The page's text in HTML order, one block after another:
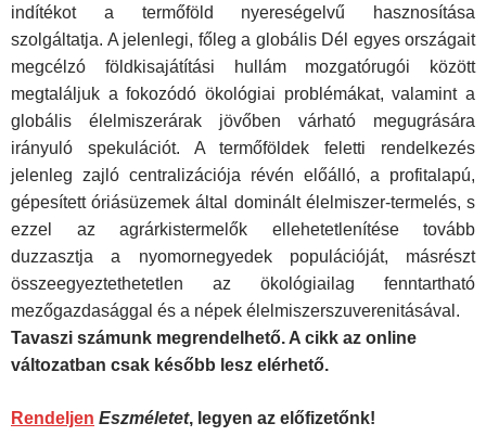
indítékot a termőföld nyereségelvű hasznosítása
szolgáltatja. A jelenlegi, főleg a globális Dél egyes országait
megcélzó földkisajátítási hullám mozgatórugói között
megtaláljuk a fokozódó ökológiai problémákat, valamint a
globális élelmiszerárak jövőben várható megugrására
irányuló spekulációt. A termőföldek feletti rendelkezés
jelenleg zajló centralizációja révén előálló, a profitalapú,
gépesített óriásüzemek által dominált élelmiszer-termelés, s
ezzel az agrárkistermelők ellehetetlenítése tovább
duzzasztja a nyomornegyedek populációját, másrészt
összeegyeztethetetlen az ökológiailag fenntartható
mezőgazdasággal és a népek élelmiszerszuverenitásával.
Tavaszi számunk megrendelhető. A cikk az online
változatban csak később lesz elérhető.
Rendeljen Eszméletet, legyen az előfizetőnk!